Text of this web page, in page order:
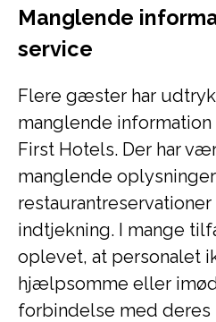
Manglende
service
Flere gæster har
manglende
First Hotels. Der har
manglende
indtjekning. I mange
oplevet, at personalet
hjælpsomme eller
forbindelse med